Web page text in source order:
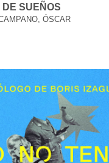
DE SUEÑOS
ÓSCAR